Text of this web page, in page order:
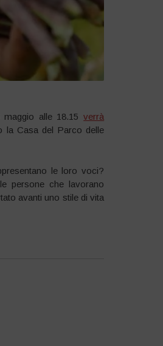
maggio alle 18.15verrà
la Casa del Parco delle
le loro voci?
persone che lavorano
avanti uno stile di vita